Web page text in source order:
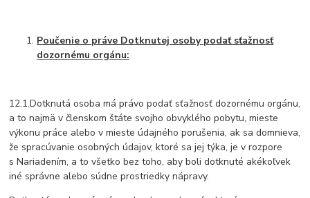
Poučenie o práve Dotknutej osoby podať sťažnosť
dozornému orgánu:
12.1.Dotknutá osoba má právo podať sťažnosť dozornému orgánu,
a to najmä v členskom štáte svojho obvyklého pobytu, mieste
výkonu práce alebo v mieste údajného porušenia, ak sa domnieva,
že spracúvanie osobných údajov, ktoré sa jej týka, je v rozpore
s Nariadením, a to všetko bez toho, aby boli dotknuté akékoľvek
iné správne alebo súdne prostriedky nápravy.